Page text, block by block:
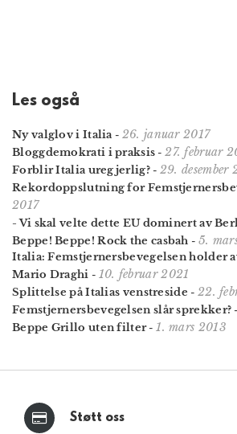
Les også
Ny valglov i Italia - 26. januar 2017
Bloggdemokrati i praksis -27. februar
Forblir Italia uregjerlig?- 29. desember
Rekordopp­slutning for
2017
- Vi skal velte dette EU dominert av
Beppe! Beppe! Rock the casbah - 5.
Italia: Femstjerners­bevegelsen holder
Mario Draghi - 10. februar 2021
Splittelse på Italias venstreside - 22.
Femstjernersbevegelsen slår sprekker?
Beppe Grillo uten filter-1. mars 2013
Støtt oss